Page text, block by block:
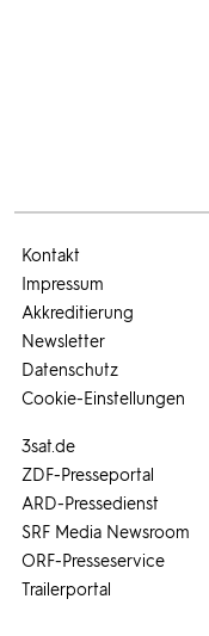
3sat.de
ZDF-Presseportal
ARD-Pressedienst
SRF Media Newsroom
ORF-Presseservice
Trailerportal
Kontakt
Impressum
Akkreditierung
Newsletter
Datenschutz
Cookie-Einstellungen